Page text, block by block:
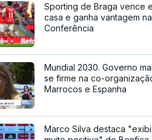
Sporting de Braga vence
casa e ganha vantagem
Conferência
Mundial 2030. Governo
se firme na co-
Marrocos e Espanha
Marco Silva destaca